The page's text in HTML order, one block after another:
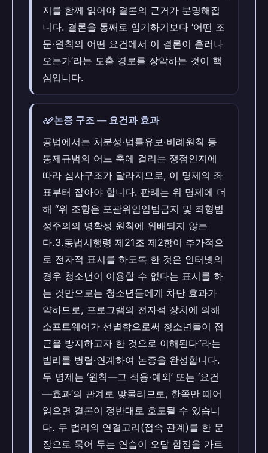
지를 함께 읽어야 결론의 근거가 분명해집
니다. 결론을 통째로 암기하기보다 ‘어떤 조
문·원칙의 어떤 요건에서 이 결론이 흘러나
오는가’라는 도출 경로를 장악하는 것이 핵
심입니다.
stylus_note논증 구조 — 요건과 효과
공법에서는 처분성·법률유보·비례원칙 등
통제규범의 어느 축에 걸리는 쟁점인지에
따라 심사구조가 달라지므로, 이 명제의 좌
표부터 잡아야 합니다. 판례는 위 명제에 더
해 “위 조항은 포괄위임입법금지 및 죄형법
정주의의 명확성 원칙에 위배되지 않는
다.3.동법시행령 제21조 제2항이 추가적으
로 전자적 표시를 하도록 한 것은 인터넷의
경우 청소년이 이용할 수 없다는 표시를 하
는 것만으로는 청소년들에게 차단 효과가
약하므로, 프로그램의 전자적 장치에 의해
소프트웨어가 선별함으로써 청소년들이 접
근을 방지하고자 한 것으로 이해된다”라는
법리를 병렬·연계하여 논증을 완성합니다.
두 명제는 ‘원칙—그 적용·예외’ 또는 ‘요건
—효과’의 관계로 맞물리므로, 한쪽만 떼어
읽으면 결론이 정반대로 호도될 수 있습니
다. 두 법리의 연결고리(접속 관계)를 한 문
장으로 묶어 두는 연습이 오답 함정을 가르